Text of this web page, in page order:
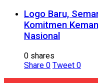
Logo Baru,
Komitmen
Nasional
0 shares
Share 0 Tweet 0